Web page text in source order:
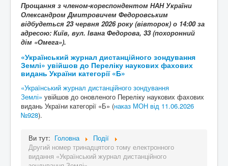
Прощання з членом-кореспондентом НАН України
Олександром Дмитровичем Федоровським
відбудеться 23 червня 2026 року (вівторок) о 14:00 за
адресою: Київ, вул. Івана Федорова, 33 (похоронний
дім «Омега»).
«Український журнал дистанційного зондування
Землі» увійшов до Переліку наукових фахових
видань України категорії «Б»
«Український журнал дистанційного зондування
Землі» увійшов до оновленого Переліку наукових фахових
видань України категорії «Б» (наказ МОН від 11.06.2026
№928).
Ви тут: Головна
Події
Другий номер тринадцятого тому електронного
видання «Український журнал дистанційного